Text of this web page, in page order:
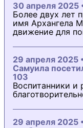
30 апреля
Более двух лет
имя Архангела
движение для
29 апреля 2025
Самуила
103
Воспитанники и
29 апреля 2025